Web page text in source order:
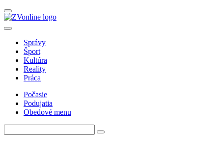
Správy
Šport
Kultúra
Reality
Práca
Počasie
Podujatia
Obedové menu